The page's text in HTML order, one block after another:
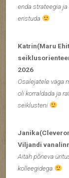
enda strateegia
eristuda
Katrin(Maru
2026
Osalejatele väga
oli korraldada ja
seiklusteni
Viljandi
Aitäh põneva
kolleegidega